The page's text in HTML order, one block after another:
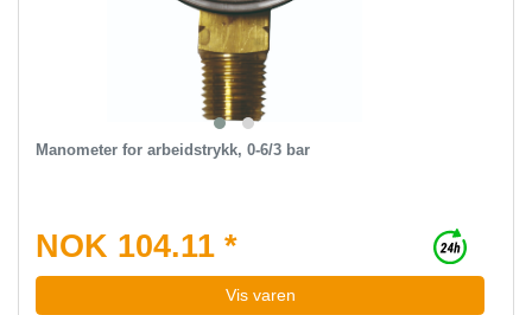
Manometer for arbeidstrykk, 0-6/3 bar
NOK 104.11 *
Vis varen